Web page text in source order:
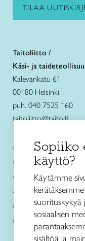
TILAA
Taitoliitto /
Käsi- ja
Kalevankatu 61
00180 Helsinki
puh. 040 7525 160
taitoliitto@taito.fi
Käsityökurssit ja
Ajankohtaista
Käsityöohjeet
Me olemme Taito
Paikallinen toiminta
Verkkokaupat
Sopiiko
käyttö?
Käytämme
suorituskykyä
sosiaalisen
sisältöä ja